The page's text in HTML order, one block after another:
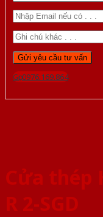
Gọi 0976.169.864
Cửa thép
R 2-SGD